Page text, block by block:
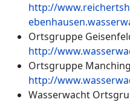
http://
Ortsgruppe
http://
Ortsgruppe Manching
http://
Wasserwacht